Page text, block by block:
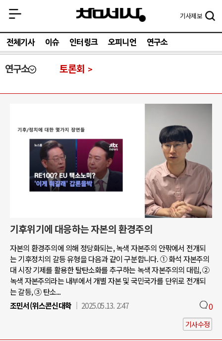
기사제보
전체기사 이슈 인터링크 오피니언 연구소
연구소 토론회
기후위기에 대응하는 자본의 환경주의
자본의 환경주의에 의해 정당화되는, 녹색 자본주의 안팎에서 전개되
는 기후정치의 갈등 유형을 다음과 같이 구분합니다. ① 화석 자본주의
대 시장 기제를 활용한 탈탄소화를 추구하는 녹색 자본주의의 대립, ②
녹색 자본주의라는 내부에서 개별 자본 및 국민국가를 단위로 전개되
는 갈등, ③ 탄소...
조민서(위스콘신대학
2025.05.13. 2:47 0
기사수정